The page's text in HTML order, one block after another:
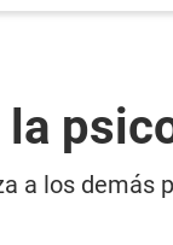
a los demás